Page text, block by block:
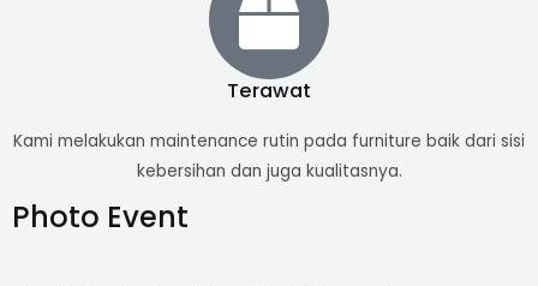
Terawat
Kami melakukan maintenance rutin pada furniture baik dari sisi
kebersihan dan juga kualitasnya.
Photo Event